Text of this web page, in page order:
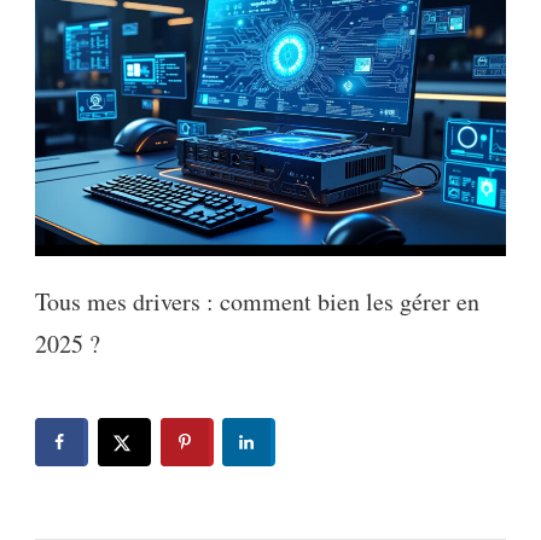
Tous mes drivers : comment bien les gérer en
2025 ?